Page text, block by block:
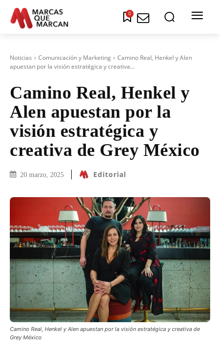
0
Noticias Comunicación y Marketing
Camino Real, Henkel y Alen
apuestan por la visión estratégica y creativa...
Camino Real, Henkel y
Alen apuestan por la
visión estratégica y
creativa de Grey México
20 marzo, 2025 Editorial
Camino Real, Henkel y Alen apuestan por la visión estratégica y creativa de
Grey México